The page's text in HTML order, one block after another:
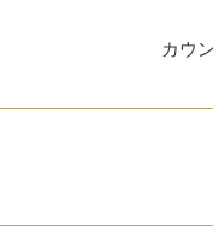
カウ